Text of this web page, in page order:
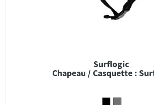
Surflogic
Chapeau / Casquette :